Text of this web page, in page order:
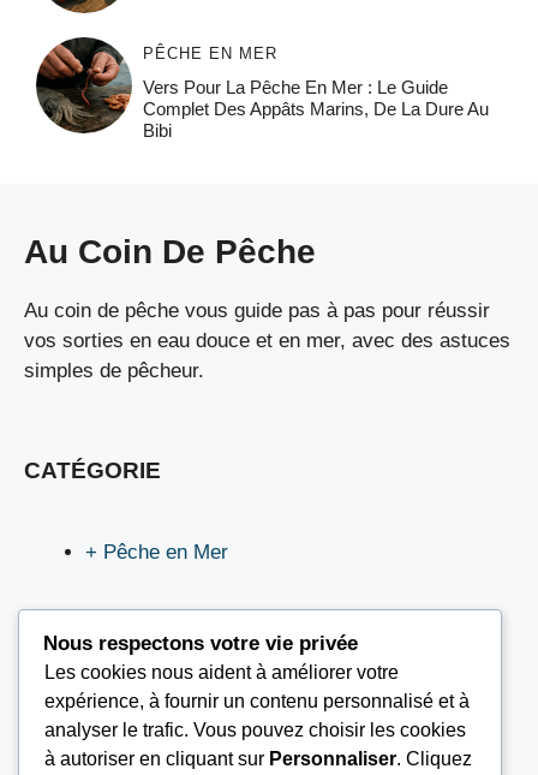
PÊCHE EN MER
Vers Pour La Pêche En Mer : Le Guide
Complet Des Appâts Marins, De La Dure Au
Bibi
Au Coin De Pêche
Au coin de pêche vous guide pas à pas pour réussir
vos sorties en eau douce et en mer, avec des astuces
simples de pêcheur.
CATÉGORIE
+ Pêche en Mer
LIEN UTILES
Nous contacter
Nous respectons votre vie privée
Les cookies nous aident à améliorer votre
expérience, à fournir un contenu personnalisé et à
analyser le trafic. Vous pouvez choisir les cookies
à autoriser en cliquant sur Personnaliser. Cliquez